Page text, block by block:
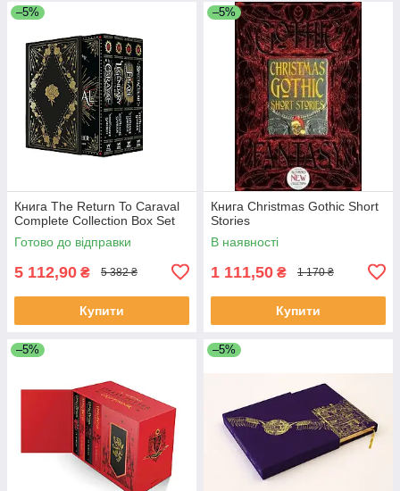
–5%
Книга The Return To Caraval
Complete Collection Box Set
Готово до відправки
5 112,90 ₴ 5 382 ₴
Купити
–5%
Книга Christmas Gothic Short
Stories
В наявності
1 111,50 ₴ 1 170 ₴
Купити
–5% –5%